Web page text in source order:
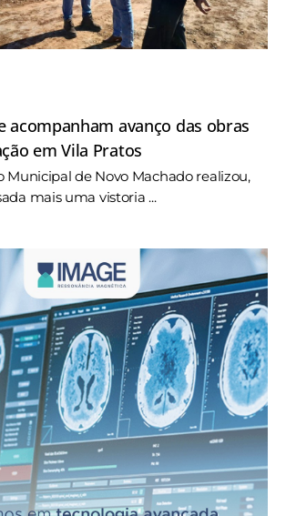
acompanham avanço das obras
em Vila Pratos
Municipal de Novo Machado realizou,
mais uma vistoria ...